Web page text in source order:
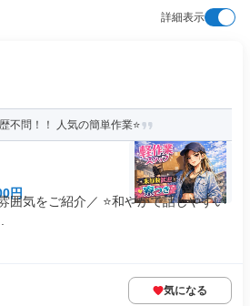
詳細表示
不問！！ 人気の簡単作業⭐️
円
囲気をご紹介／ ⭐和やかで話しやすい
気になる